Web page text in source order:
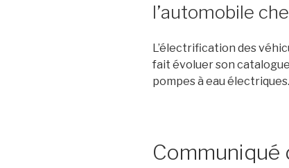
l’automobile
L’électrification des
fait évoluer son catalogue
pompes à eau électriques.
Communiqué